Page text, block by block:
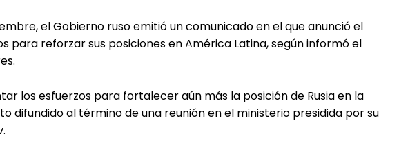
el Gobierno ruso emitió un comunicado en el que anunció el
para reforzar sus posiciones en América Latina, según informó el
los esfuerzos para fortalecer aún más la posición de Rusia en la
difundido al término de una reunión en el ministerio presidida por su